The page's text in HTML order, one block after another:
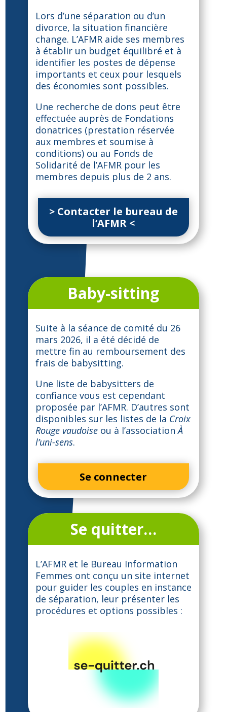
Lors d’une séparation ou d’un
divorce, la situation financière
change. L’AFMR aide ses membres
à établir un budget équilibré et à
identifier les postes de dépense
importants et ceux pour lesquels
des économies sont possibles.
Une recherche de dons peut être
effectuée auprès de Fondations
donatrices (prestation réservée
aux membres et soumise à
conditions) ou au Fonds de
Solidarité de l’AFMR pour les
membres depuis plus de 2 ans.
> Contacter le bureau de
l’AFMR <
Baby-sitting
Suite à la séance de comité du 26
mars 2026, il a été décidé de
mettre fin au remboursement des
frais de babysitting.
Une liste de babysitters de
confiance vous est cependant
proposée par l’AFMR. D’autres sont
disponibles sur les listes de la Croix
Rouge vaudoiseou à l’associationÀ
l’uni-sens.
Se connecter
Se quitter…
L’AFMR et le Bureau Information
Femmes ont conçu un site internet
pour guider les couples en instance
de séparation, leur présenter les
procédures et options possibles :